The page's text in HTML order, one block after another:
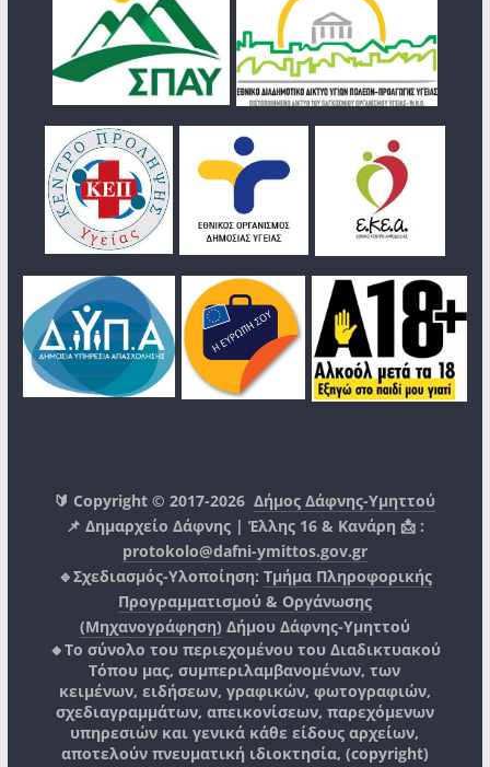
🔰 Copyright © 2017-2026Δήμος Δάφνης-Υμηττού
📌 Δημαρχείο Δάφνης | Έλλης 16 & Κανάρη 📩 :
protokolo@dafni-ymittos.gov.gr
🔹Σχεδιασμός-Υλοποίηση: Τμήμα Πληροφορικής
Προγραμματισμού & Οργάνωσης
(Μηχανογράφηση) Δήμου Δάφνης-Υμηττού
🔸Το σύνολο του περιεχομένου του Διαδικτυακού
Τόπου μας, συμπεριλαμβανομένων, των
κειμένων, ειδήσεων, γραφικών, φωτογραφιών,
σχεδιαγραμμάτων, απεικονίσεων, παρεχόμενων
υπηρεσιών και γενικά κάθε είδους αρχείων,
αποτελούν πνευματική ιδιοκτησία, (copyright)